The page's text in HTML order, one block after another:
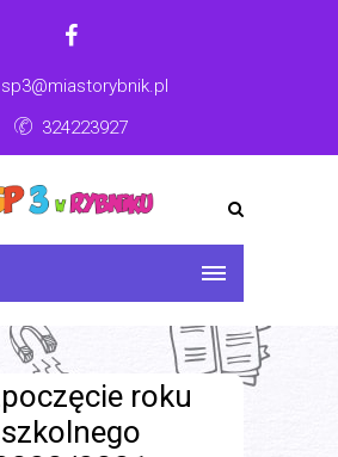
sp3@miastorybnik.pl
324223927
roku
szkolnego